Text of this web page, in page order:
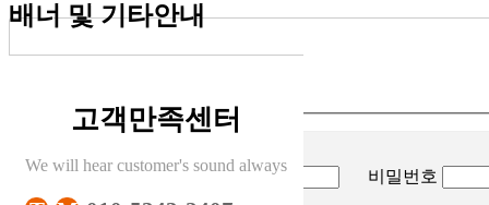
배너 및 기타안내
고객만족센터
We will hear customer's sound always
댓글입력 폼
작성자 비밀번호